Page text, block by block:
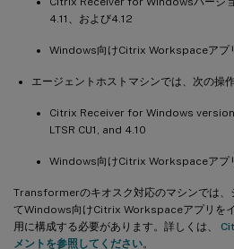
4.11、および4.12
Windows向けCitrix Workspaceアプ
エージェントホストマシンでは、次の操
Citrix Receiver for Windows
LTSR CU1, and 4.10
Windows向けCitrix Workspaceアプ
Transformerのキオスク対応のマシンでは、
てWindows向けCitrix Workspaceアプリを
用に構成する必要があります。詳しくは、
メントを参照してください。